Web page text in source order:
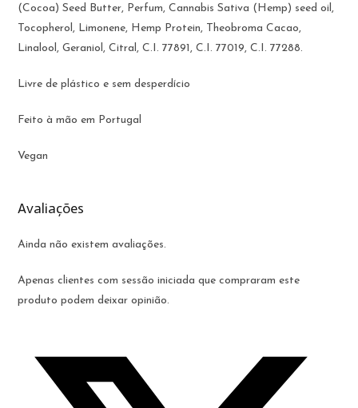
(Cocoa) Seed Butter, Perfum, Cannabis Sativa (Hemp) seed oil,
Tocopherol, Limonene, Hemp Protein, Theobroma Cacao,
Linalool, Geraniol, Citral, C.I. 77891, C.I. 77019, C.I. 77288.
Livre de plástico e sem desperdício
Feito à mão em Portugal
Vegan
Avaliações
Ainda não existem avaliações.
Apenas clientes com sessão iniciada que compraram este
produto podem deixar opinião.